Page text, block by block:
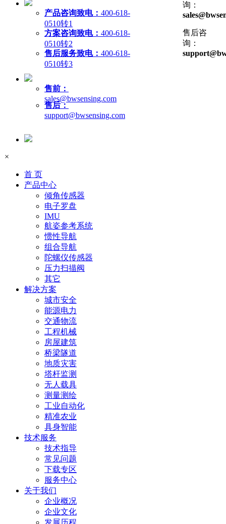
询：
售后咨
询：
产品咨询致电： 400-618-
0510转1
方案咨询致电： 400-618-
0510转2
售后服务致电： 400-618-
0510转3
售前：
sales@bwsensing.com
售后：
support@bwsensing.com
×
首 页
产品中心
倾角传感器
电子罗盘
IMU
航姿参考系统
惯性导航
组合导航
陀螺仪传感器
压力扫描阀
其它
解决方案
城市安全
能源电力
交通物流
工程机械
房屋建筑
桥梁隧道
地质灾害
塔杆监测
无人载具
测量测绘
工业自动化
精准农业
具身智能
技术服务
技术指导
常见问题
下载专区
服务中心
关于我们
企业概况
企业文化
发展历程